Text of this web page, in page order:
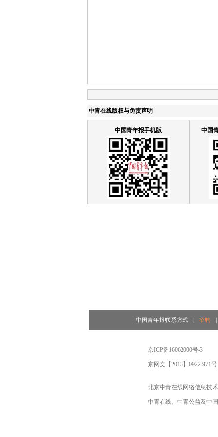
中青在线版权与免责声明
中国青年报手机版 中国
中国青年报联系方式 招聘
京ICP备16062000号-3
京网文【2013】0922-971号
北京中青在线网络信息技
中青在线、中青公益及中